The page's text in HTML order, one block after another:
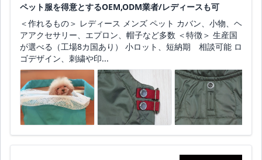
ペット服を得意とするOEM,ODM業者/レディースも可
＜作れるもの＞ レディース メンズ ペット カバン、小物、ヘ
アアクセサリー、エプロン、帽子など多数 ＜特徴＞ 生産国
が選べる（工場8カ国あり） 小ロット、短納期 相談可能 ロ
ゴデザイン、刺繍や印...